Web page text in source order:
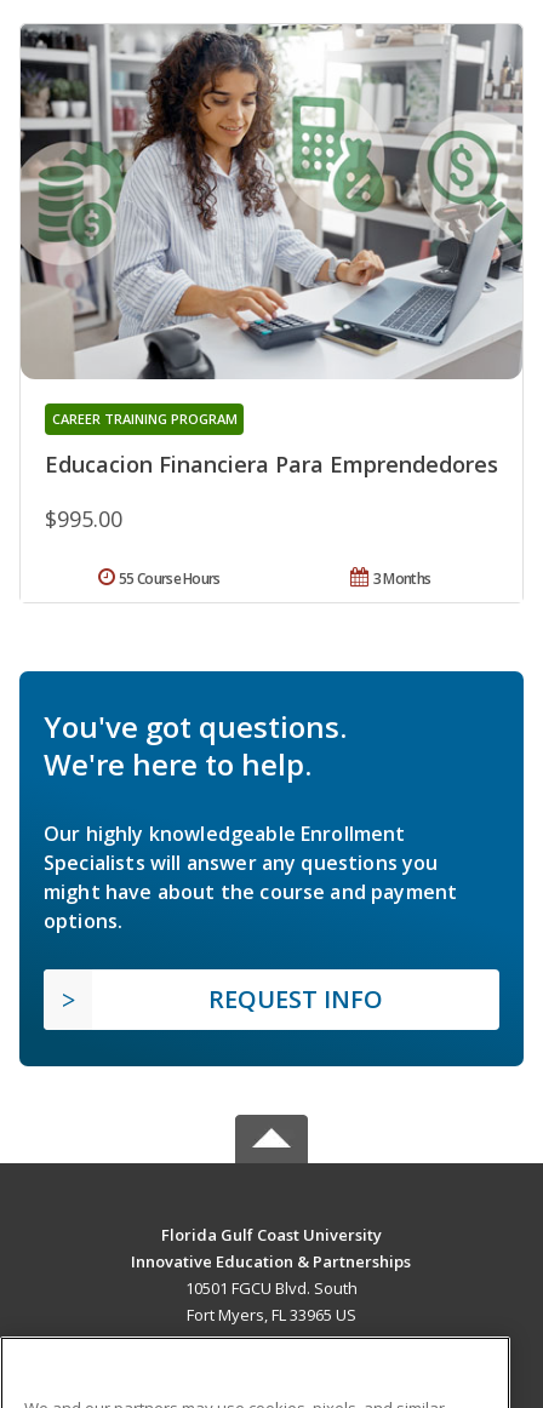
Educacion Financiera Para Emprendedores
CAREER TRAINING PROGRAM
$995.00
3 Months
55 Course Hours
You've got questions.
We're here to help.
Our highly knowledgeable Enrollment
Specialists will answer any questions you
might have about the course and payment
options.
REQUEST INFO
Florida Gulf Coast University
Innovative Education & Partnerships
10501 FGCU Blvd. South
Fort Myers, FL 33965 US